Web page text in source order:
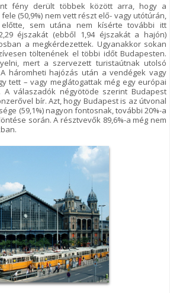
fény derült többek között arra, hogy a
(50,9%) nem vett részt elő- vagy utótúrán,
sem utána nem kísérte további itt
éjszakát (ebből 1,94 éjszakát a hajón)
a megkérdezettek. Ugyanakkor sokan
töltenének el többi időt Budapesten.
mert a szervezett turistaútnak utolsó
háromheti hajózás után a vendégek vagy
tett – vagy meglátogattak még egy európai
A válaszadók négyötöde szerint Budapest
bír. Azt, hogy Budapest is az útvonal
(59,1%) nagyon fontosnak, további 20%-a
során. A résztvevők 89,6%-a még nem